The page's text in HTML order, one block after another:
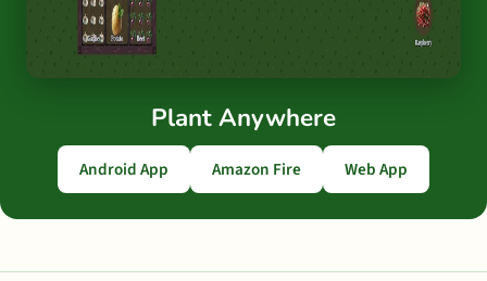
Plant Anywhere
Android App Amazon Fire Web App